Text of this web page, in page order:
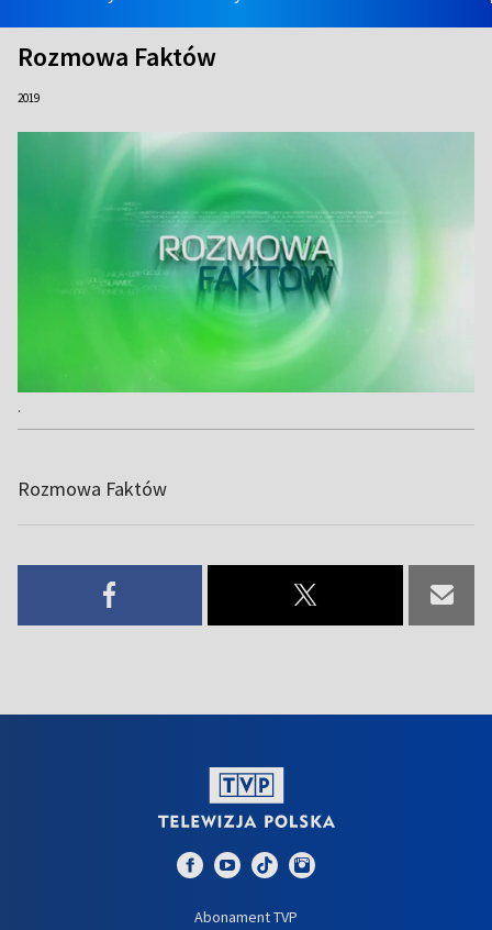
Rozmowa Faktów
2019
.
Rozmowa Faktów
Abonament TVP